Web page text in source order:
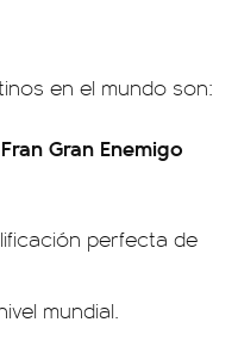
en el mundo son:
Gran Enemigo
perfecta de
mundial.